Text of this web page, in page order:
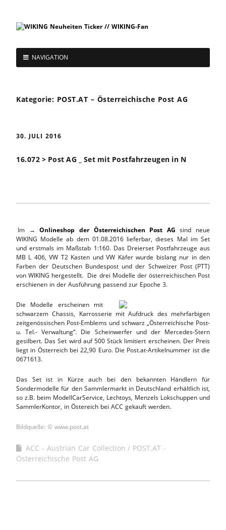
NAVIGATION
Kategorie: POST.AT – Österreichische Post AG
30. JULI 2016
16.072 > Post AG _ Set mit Postfahrzeugen in N
Im →Onlineshop der Österreichischen Post AG sind neue
WIKING Modelle ab dem 01.08.2016 lieferbar, dieses Mal im Set
und erstmals im Maßstab 1:160. Das Dreierset Postfahrzeuge aus
MB L 406, VW T2 Kasten und VW Käfer wurde bislang nur in den
Farben der Deutschen Bundespost und der Schweizer Post (PTT)
von WIKING hergestellt. Die drei Modelle der österreichischen Post
erschienen in der Ausführung passend zur Epoche 3.
Die Modelle erscheinen mit
schwarzem Chassis, Karrosserie mit Aufdruck des mehrfarbigen
zeitgenössischen Post-Emblems und schwarz „Österreichische Post-
u. Tel.- Verwaltung“. Die Scheinwerfer und der Mercedes-Stern
gesilbert. Das Set wird auf 500 Stück limitiert erscheinen. Der Preis
liegt in Österreich bei 22,90 Euro. Die Post.at-Artikelnummer ist die
0671613.
Das Set ist in Kürze auch bei den bekannten Händlern für
Sondermodelle für den Sammlermarkt in Deutschland erhältlich ist,
so z.B. beim ModellCarService, Lechtoys, Menzels Lokschuppen und
SammlerKontor, in Östereich bei ACC gekauft werden.
Bildquelle: © www.post.at
ACC - Austrian Car Collection
POST.AT -
Österreichische Post AG